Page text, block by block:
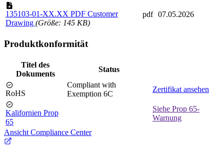
135103-01-XX.XX PDF Customer
Drawing (Größe: 145 KB)
pdf 07.05.2026
Produktkonformität
Titel des
Dokuments
Status
RoHS
Compliant with
Exemption 6C
Zertifikat ansehen
Kalifornien Prop
65
Siehe Prop 65-
Warnung
Ansicht Compliance Center